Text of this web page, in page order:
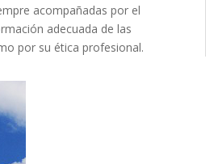
acompañadas por el
adecuada de las
por su ética profesional.